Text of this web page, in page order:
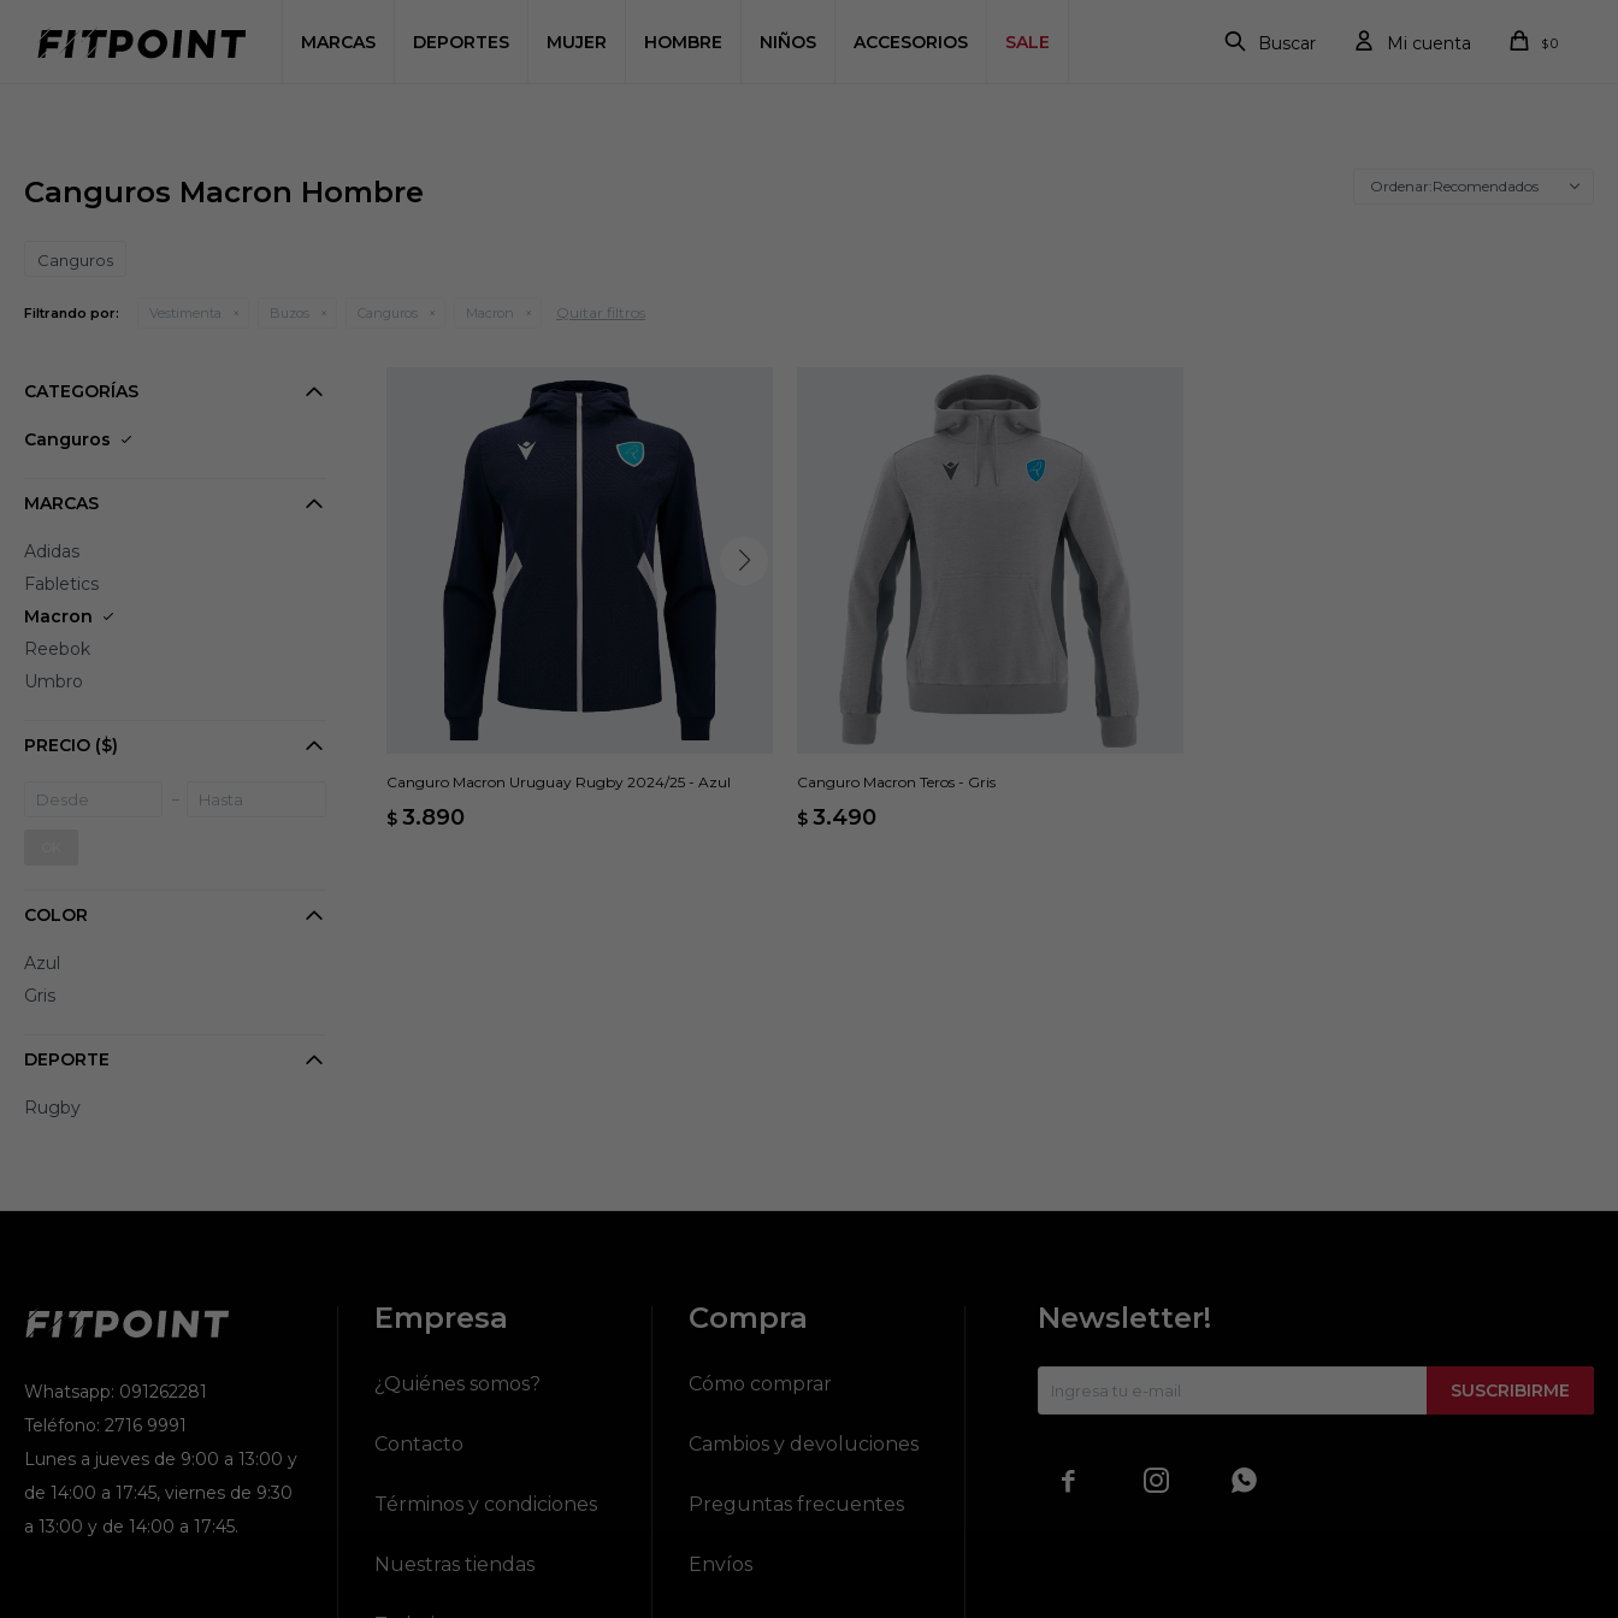
MARCAS DEPORTES MUJER HOMBRE NIÑOS ACCESORIOS SALE $0
Canguros Macron Hombre Recomendados
Canguros
Filtrando por: Vestimenta Buzos Canguros Macron Quitar filtros
Canguro Macron Uruguay Rugby 2024/25 - Azul
$ 3.890
Canguro Macron Teros - Gris
$ 3.490
CATEGORÍAS
Canguros
MARCAS
Adidas
Fabletics
Macron
Reebok
Umbro
PRECIO ($)
COLOR
Azul
Gris
DEPORTE
Rugby
Whatsapp: 091262281
Teléfono: 2716 9991
Lunes a jueves de 9:00 a 13:00 y
de 14:00 a 17:45, viernes de 9:30
a 13:00 y de 14:00 a 17:45.
Empresa
¿Quiénes somos?
Contacto
Términos y condiciones
Nuestras tiendas
Compra
Cómo comprar
Cambios y devoluciones
Preguntas frecuentes
Envíos
Newsletter!
SUSCRIBIRME
  